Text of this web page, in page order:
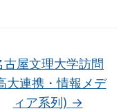
古屋文理大学訪問
大連携・情報メデ
ィア系列) →